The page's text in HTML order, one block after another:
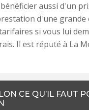
aussi d'un
d'une grande
si vous lui
Il est réputé à La
CE QU’IL FAUT